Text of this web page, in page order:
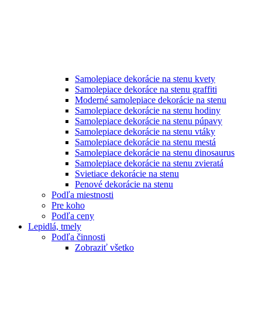
Samolepiace dekorácie na stenu kvety
Samolepiace dekoráce na stenu graffiti
Moderné samolepiace dekorácie na stenu
Samolepiace dekorácie na stenu hodiny
Samolepiace dekorácie na stenu púpavy
Samolepiace dekorácie na stenu vtáky
Samolepiace dekorácie na stenu mestá
Samolepiace dekorácie na stenu dinosaurus
Samolepiace dekorácie na stenu zvieratá
Svietiace dekorácie na stenu
Penové dekorácie na stenu
Podľa miestnosti
Pre koho
Podľa ceny
Lepidlá, tmely
Podľa činnosti
Zobraziť všetko